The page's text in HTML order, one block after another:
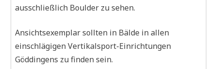
ausschließlich Boulder zu sehen.
Ansichtsexemplar sollten in Bälde in allen
einschlägigen Vertikalsport-Einrichtungen
Göddingens zu finden sein.